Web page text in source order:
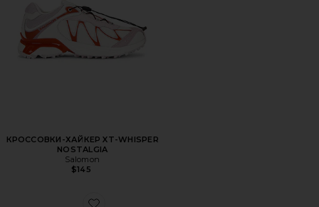
КРОССОВКИ-ХАЙКЕР XT-WHISPER
NOSTALGIA
Salomon
$145